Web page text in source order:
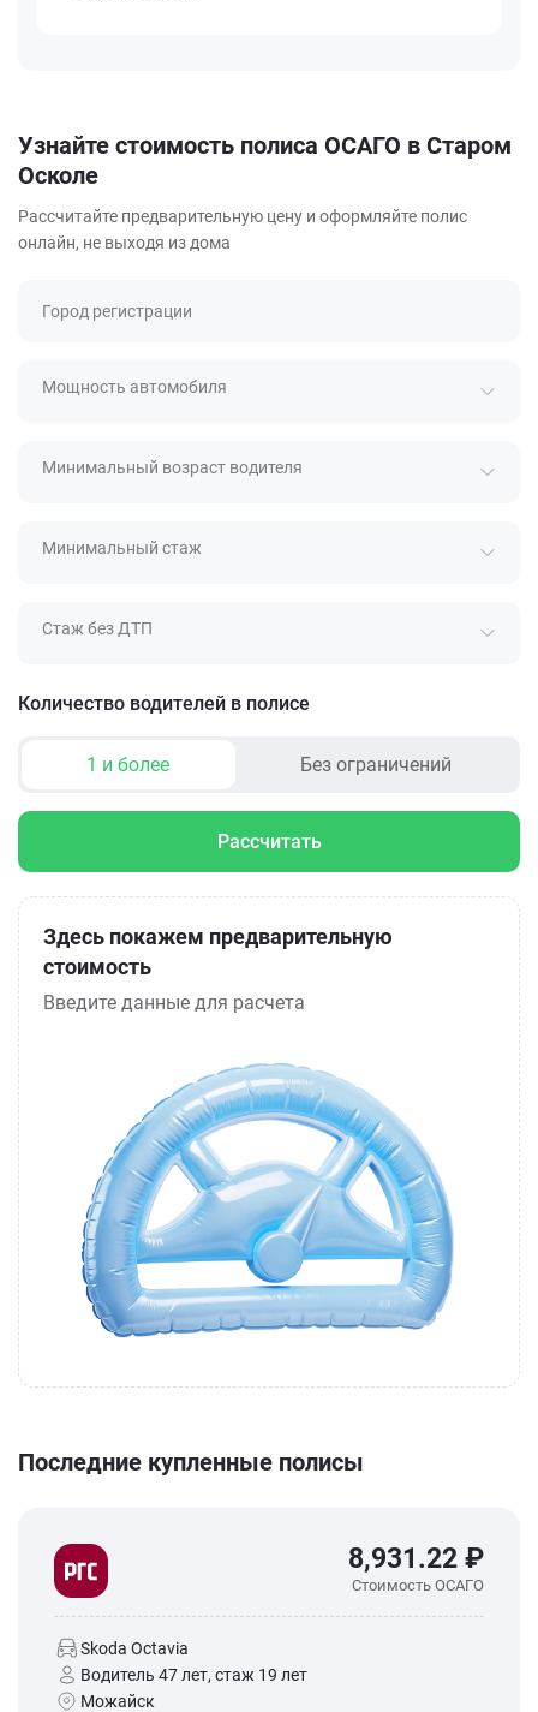
Узнайте стоимость полиса ОСАГО в Старом
Осколе
Рассчитайте предварительную цену и оформляйте полис
онлайн, не выходя из дома
Город регистрации
Мощность автомобиля
Минимальный возраст водителя
Минимальный стаж
Стаж без ДТП
Количество водителей в полисе
1 и более Без ограничений
Рассчитать
Здесь покажем предварительную
стоимость
Введите данные для расчета
Последние купленные полисы
8,931.22 ₽
Стоимость ОСАГО
Skoda Octavia
Водитель 47 лет, стаж 19 лет
Можайск